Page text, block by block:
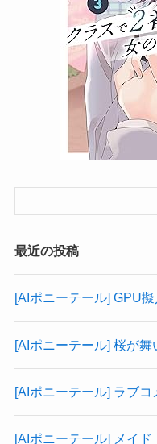
最近の投稿
[AIポニーテール] GPU
[AIポニーテール] 桜が舞
[AIポニーテール] ラブコ
[AIポニーテール] メイド